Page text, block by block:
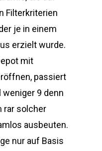
Filterkriterien
je in einem
erzielt wurde.
mit
passiert
weniger 9 denn
rar solcher
ausbeuten.
nur auf Basis